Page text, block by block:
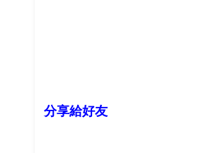
分享給好友